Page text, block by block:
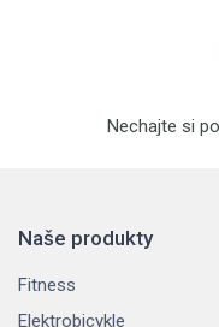
Nechajte si
Naše produkty
Fitness
Elektrobicykle